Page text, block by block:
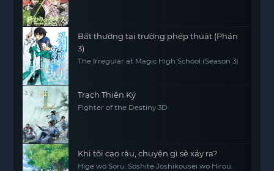
Bất thường tại trường phép thuật (Phần
3)
The Irregular at Magic High School (Season 3)
Trạch Thiên Ký
Fighter of the Destiny 3D
Khi tôi cạo râu, chuyện gì sẽ xảy ra?
Hige wo Soru. Soshite Joshikousei wo Hirou.